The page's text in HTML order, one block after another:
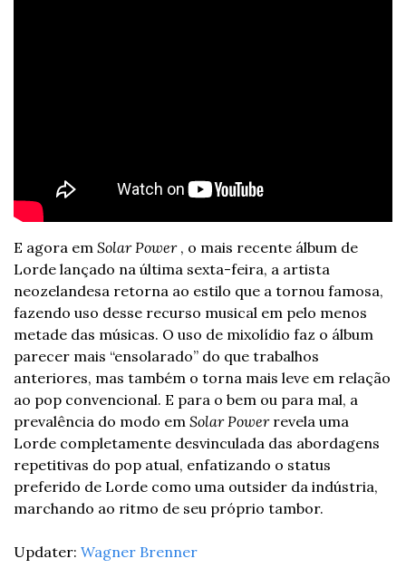
E agora em Solar Power , o mais recente álbum de
Lorde lançado na última sexta-feira, a artista
neozelandesa retorna ao estilo que a tornou famosa,
fazendo uso desse recurso musical em pelo menos
metade das músicas. O uso de mixolídio faz o álbum
parecer mais “ensolarado” do que trabalhos
anteriores, mas também o torna mais leve em relação
ao pop convencional. E para o bem ou para mal, a
prevalência do modo em Solar Power revela uma
Lorde completamente desvinculada das abordagens
repetitivas do pop atual, enfatizando o status
preferido de Lorde como uma outsider da indústria,
marchando ao ritmo de seu próprio tambor.
Updater: Wagner Brenner